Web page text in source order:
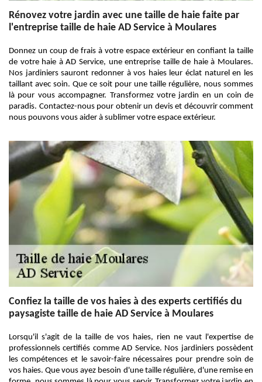
Rénovez votre jardin avec une taille de haie faite par
l'entreprise taille de haie AD Service à Moulares
Donnez un coup de frais à votre espace extérieur en confiant la taille
de votre haie à AD Service, une entreprise taille de haie à Moulares.
Nos jardiniers sauront redonner à vos haies leur éclat naturel en les
taillant avec soin. Que ce soit pour une taille régulière, nous sommes
là pour vous accompagner. Transformez votre jardin en un coin de
paradis. Contactez-nous pour obtenir un devis et découvrir comment
nous pouvons vous aider à sublimer votre espace extérieur.
Confiez la taille de vos haies à des experts certifiés du
paysagiste taille de haie AD Service à Moulares
Lorsqu'il s'agit de la taille de vos haies, rien ne vaut l'expertise de
professionnels certifiés comme AD Service. Nos jardiniers possèdent
les compétences et le savoir-faire nécessaires pour prendre soin de
vos haies. Que vous ayez besoin d'une taille régulière, d'une remise en